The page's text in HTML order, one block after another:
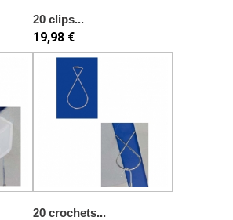
20 clips...
19,98 €
20 crochets...